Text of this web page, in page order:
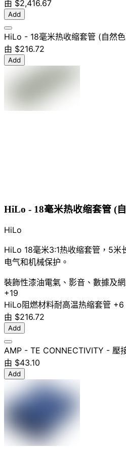
由 $2,416.67
Add
HiLo - 18毫米热收缩套管 (自然
由 $216.72
Add
HiLo - 18毫米热收缩套管 (
HiLo
HiLo 18毫米3:1热收缩套管，5米
电气和机械保护。
裝飾性漆油電氣、影音、數據及
+19
HiLo阻燃材料耐高温热缩套管 +6
由 $216.72
Add
AMP - TE CONNECTIVITY - 壓
由 $43.10
Add